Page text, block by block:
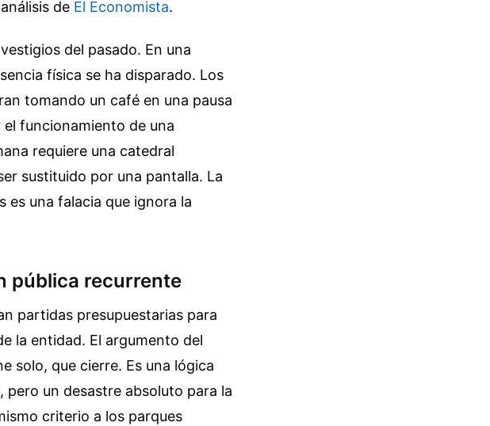
de El Economista.
del pasado. En una
física se ha disparado. Los
tomando un café en una pausa
funcionamiento de una
requiere una catedral
sustituido por una pantalla. La
es una falacia que ignora la
pública recurrente
partidas presupuestarias para
la entidad. El argumento del
solo, que cierre. Es una lógica
un desastre absoluto para la
criterio a los parques